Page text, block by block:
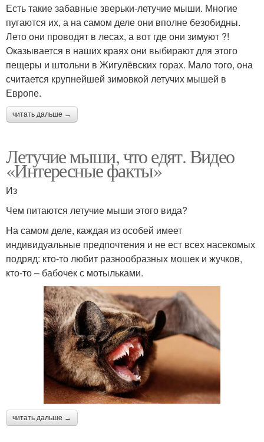
Есть такие забавные зверьки-летучие мыши. Многие
пугаются их, а на самом деле они вполне безобидны.
Лето они проводят в лесах, а вот где они зимуют ?!
Оказывается в наших краях они выбирают для этого
пещеры и штольни в Жигулёвских горах. Мало того, она
считается крупнейшей зимовкой летучих мышей в
Европе.
читать дальше →
Летучие мыши, что едят. Видео
«Интересные факты»
Из
Чем питаются летучие мыши этого вида?
На самом деле, каждая из особей имеет
индивидуальные предпочтения и не ест всех насекомых
подряд: кто-то любит разнообразных мошек и жучков,
кто-то – бабочек с мотыльками.
читать дальше →